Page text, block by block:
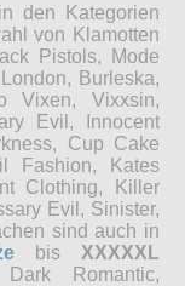
den Kategorien
von Klamotten
Pistols, Mode
Burleska,
Vixen, Vixxsin,
Evil, Innocent
Cup Cake
Fashion, Kates
Clothing, Killer
Evil, Sinister,
sind auch in
bis XXXXXL
Romantic,